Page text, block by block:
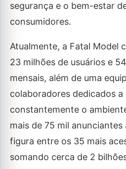
segurança e o bem-estar
consumidores.
Atualmente, a Fatal Model
23 milhões de usuários e
mensais, além de uma
colaboradores dedicados
constantemente o
mais de 75 mil
figura entre os 35 mais
somando cerca de 2